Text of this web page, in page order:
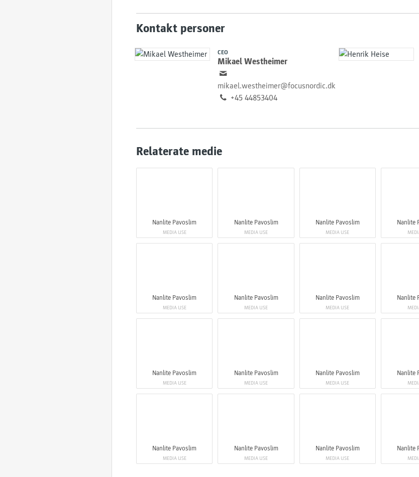
Kontakt personer
CEO
Mikael Westheimer
mikael.westheimer@focusnordic.dk
+45 44853404
Relaterate medie
Nanlite Pavoslim
MEDIA USE
Nanlite Pavoslim
MEDIA USE
Nanlite Pavoslim
MEDIA USE
Nanlite
Nanlite Pavoslim
MEDIA USE
Nanlite Pavoslim
MEDIA USE
Nanlite Pavoslim
MEDIA USE
Nanlite
Nanlite Pavoslim
MEDIA USE
Nanlite Pavoslim
MEDIA USE
Nanlite Pavoslim
MEDIA USE
Nanlite
Nanlite Pavoslim
MEDIA USE
Nanlite Pavoslim
MEDIA USE
Nanlite Pavoslim
MEDIA USE
Nanlite